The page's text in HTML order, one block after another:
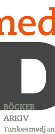
BÖCKER
ARKIV
Tankesmedjan